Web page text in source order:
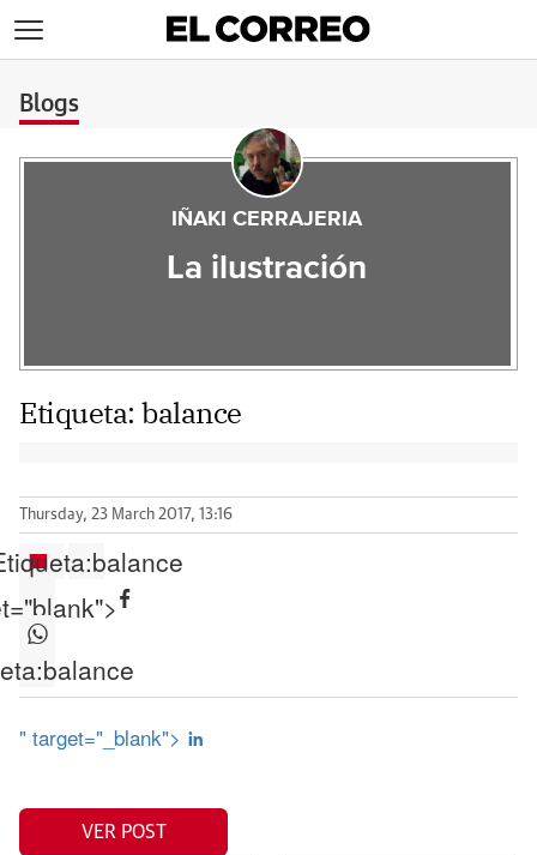
Blogs
IÑAKI CERRAJERIA
La ilustración
Etiqueta:balance
Thursday, 23 March 2017, 13:16
balance
balance
" target="_blank">
VER POST